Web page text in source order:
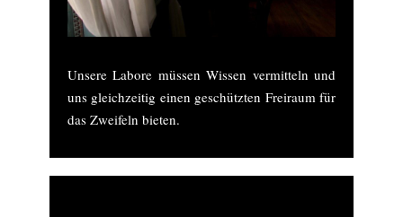
Unsere Labore müssen Wissen vermitteln und
uns gleichzeitig einen geschützten Freiraum für
das Zweifeln bieten.